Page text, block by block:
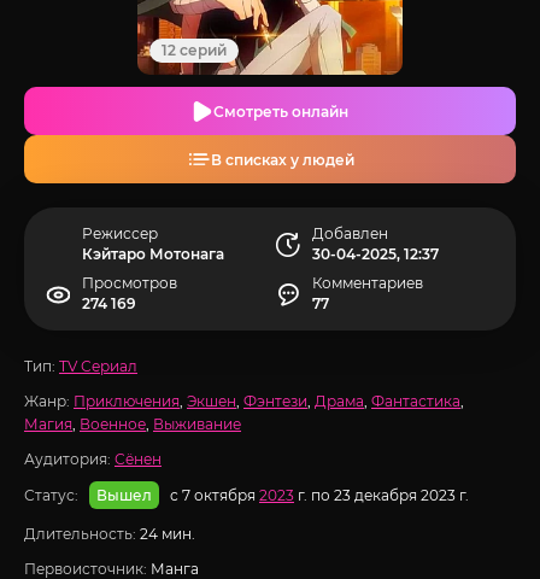
12 серий
Смотреть онлайн
В списках у людей
Режиссер
Кэйтаро Мотонага
Добавлен
30-04-2025, 12:37
Просмотров
274 169
Комментариев
77
Тип: TV Сериал
Жанр: Приключения, Экшен, Фэнтези, Драма, Фантастика,
Магия, Военное, Выживание
Аудитория: Сёнен
Статус:
Вышел с 7 октября 2023 г. по 23 декабря 2023 г.
Длительность: 24 мин.
Первоисточник: Манга